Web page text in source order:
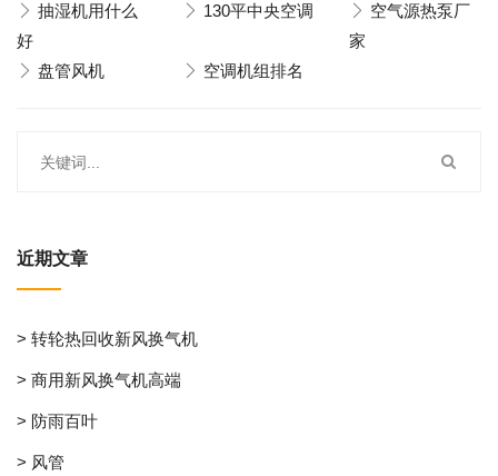
抽湿机用什么
好
130平中央空调
空气源热泵厂
家
盘管风机
空调机组排名
近期文章
> 转轮热回收新风换气机
> 商用新风换气机高端
> 防雨百叶
> 风管